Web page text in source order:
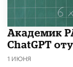
Академик
ChatGPT
1 ИЮНЯ